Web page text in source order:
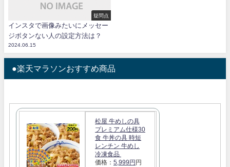
疑問点
インスタで画像みたいにメッセー
ジボタンない人の設定方法は？
2024.06.15
●楽天マラソンおすすめ商品
松屋 牛めしの具
プレミアム仕様30
食 牛丼の具 時短
レンチン 牛めし
冷凍食品
価格： 5,999円 円